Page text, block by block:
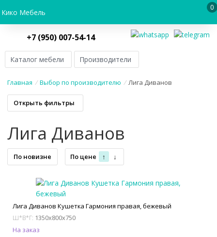
Кико Мебель
0
+7 (950) 007-54-14
Каталог мебели Производители
Главная / Выбор по производителю / Лига Диванов
Открыть фильтры
Лига Диванов
По новизне По цене ↑ ↓
Лига Диванов Кушетка Гармония правая, бежевый
Ш*В*Г: 1350x800x750
На заказ